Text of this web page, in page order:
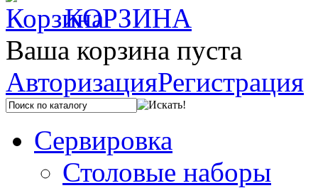
КОРЗИНА
Ваша корзина пуста
АвторизацияРегистрация
Сервировка
Столовые наборы